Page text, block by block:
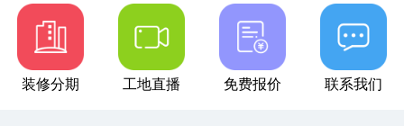
装修分期 工地直播 免费报价 联系我们